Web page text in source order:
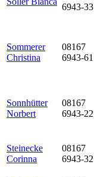
6943-33
Sommerer
Christina
08167
6943-61
Sonnhütter
Norbert
08167
6943-22
Steinecke
Corinna
08167
6943-32